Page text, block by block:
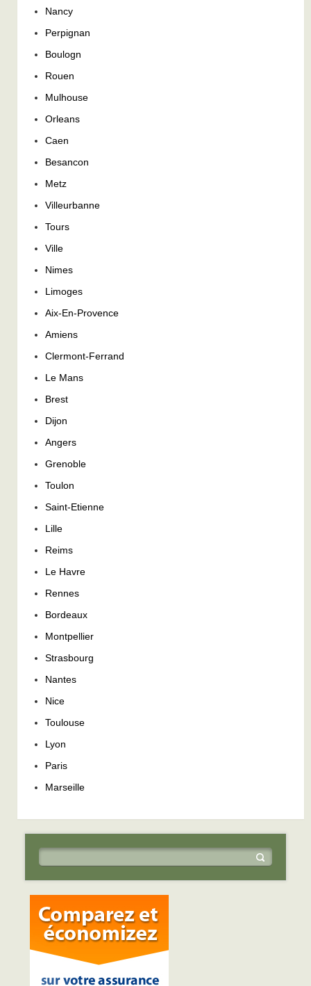
Nancy
Perpignan
Boulogn
Rouen
Mulhouse
Orleans
Caen
Besancon
Metz
Villeurbanne
Tours
Ville
Nimes
Limoges
Aix-En-Provence
Amiens
Clermont-Ferrand
Le Mans
Brest
Dijon
Angers
Grenoble
Toulon
Saint-Etienne
Lille
Reims
Le Havre
Rennes
Bordeaux
Montpellier
Strasbourg
Nantes
Nice
Toulouse
Lyon
Paris
Marseille